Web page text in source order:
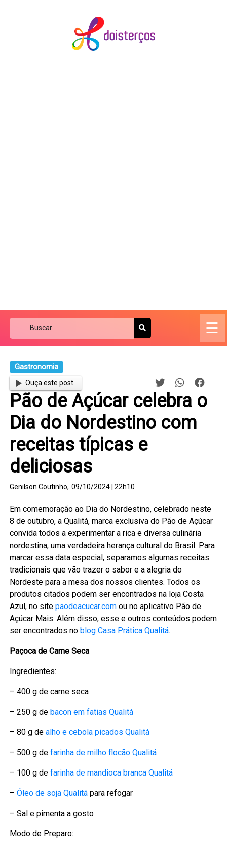
☰
Gastronomia
Ouça este post.
Pão de Açúcar celebra o
Dia do Nordestino com
receitas típicas e
deliciosas
Genilson Coutinho, 09/10/2024 | 22h10
Em comemoração ao Dia do Nordestino, celebrado neste
8 de outubro, a Qualitá, marca exclusiva do Pão de Açúcar
convida todos a experimentar a rica e diversa culinária
nordestina, uma verdadeira herança cultural do Brasil. Para
marcar essa data especial, separamos algumas receitas
tradicionais que vão trazer o sabor e a alegria do
Nordeste para a mesa dos nossos clientes. Todos os
produtos citados podem ser encontrados na loja Costa
Azul, no sitepaodeacucar.com ou no aplicativo Pão de
Açúcar Mais. Além disso, esse e outros conteúdos podem
ser encontrados no blog Casa Prática Qualitá.
Paçoca de Carne Seca
Ingredientes:
– 400 g de carne seca
– 250 g de bacon em fatias Qualitá
– 80 g dealho e cebola picados Qualitá
– 500 g defarinha de milho flocão Qualitá
– 100 g defarinha de mandioca branca Qualitá
–Óleo de soja Qualitá para refogar
– Sal e pimenta a gosto
Modo de Preparo: